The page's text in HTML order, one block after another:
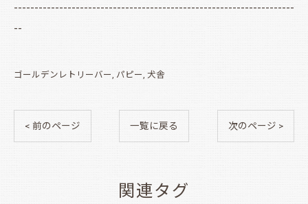
--------------------------------------------------------------------
--
ゴールデンレトリーバー パピー 犬舎
< 前のページ 一覧に戻る 次のページ >
関連タグ